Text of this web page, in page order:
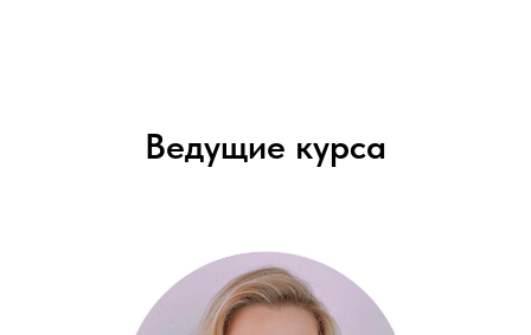
Ведущие курса